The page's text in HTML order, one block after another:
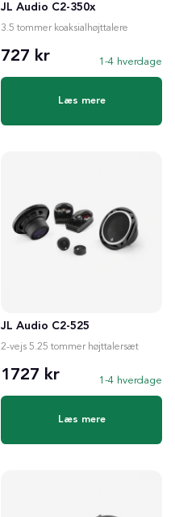
JL Audio C2-350x
3.5 tommer koaksialhøjttalere
727 kr 1-4 hverdage
Læs mere
JL Audio C2-525
2-vejs 5.25 tommer højttalersæt
1727 kr 1-4 hverdage
Læs mere